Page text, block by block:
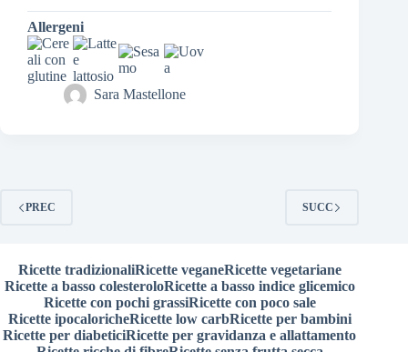
Allergeni
Sara Mastellone
PREC SUCC
Ricette tradizionaliRicette veganeRicette vegetariane
Ricette a basso colesteroloRicette a basso indice glicemico
Ricette con pochi grassiRicette con poco sale
Ricette ipocaloricheRicette low carbRicette per bambini
Ricette per diabeticiRicette per gravidanza e allattamento